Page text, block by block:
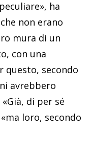
ha
non erano
mura di un
con una
questo, secondo
avrebbero
di per sé
loro, secondo